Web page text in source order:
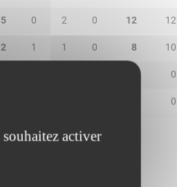
5 0 2 0 12 12
2 1 1 0 8 10
0
0
activer